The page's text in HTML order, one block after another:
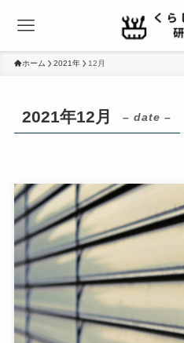
ホーム 2021年 12月
2021年12月 – date –